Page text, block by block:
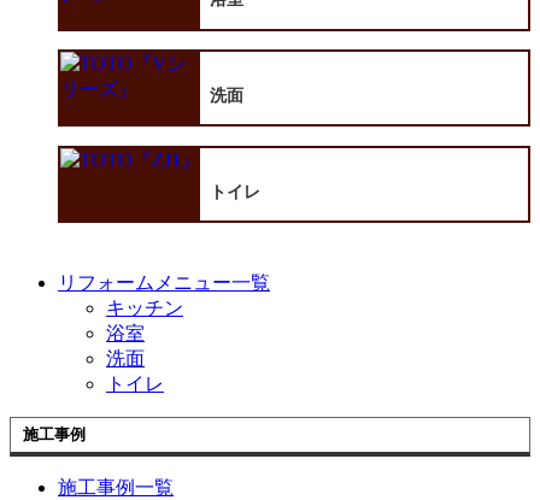
洗面
トイレ
リフォームメニュー一覧
キッチン
浴室
洗面
トイレ
施工事例
施工事例一覧